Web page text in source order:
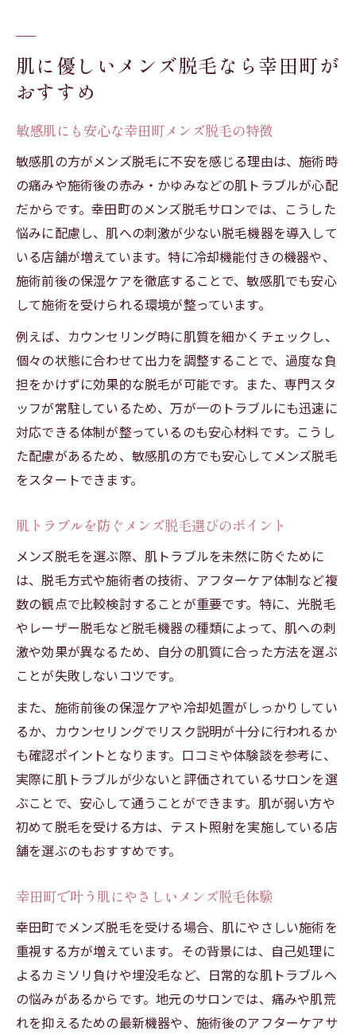
肌に優しいメンズ脱毛なら幸田町が
おすすめ
敏感肌にも安心な幸田町メンズ脱毛の特徴
敏感肌の方がメンズ脱毛に不安を感じる理由は、施術時
の痛みや施術後の赤み・かゆみなどの肌トラブルが心配
だからです。幸田町のメンズ脱毛サロンでは、こうした
悩みに配慮し、肌への刺激が少ない脱毛機器を導入して
いる店舗が増えています。特に冷却機能付きの機器や、
施術前後の保湿ケアを徹底することで、敏感肌でも安心
して施術を受けられる環境が整っています。
例えば、カウンセリング時に肌質を細かくチェックし、
個々の状態に合わせて出力を調整することで、過度な負
担をかけずに効果的な脱毛が可能です。また、専門スタ
ッフが常駐しているため、万が一のトラブルにも迅速に
対応できる体制が整っているのも安心材料です。こうし
た配慮があるため、敏感肌の方でも安心してメンズ脱毛
をスタートできます。
肌トラブルを防ぐメンズ脱毛選びのポイント
メンズ脱毛を選ぶ際、肌トラブルを未然に防ぐために
は、脱毛方式や施術者の技術、アフターケア体制など複
数の観点で比較検討することが重要です。特に、光脱毛
やレーザー脱毛など脱毛機器の種類によって、肌への刺
激や効果が異なるため、自分の肌質に合った方法を選ぶ
ことが失敗しないコツです。
また、施術前後の保湿ケアや冷却処置がしっかりしてい
るか、カウンセリングでリスク説明が十分に行われるか
も確認ポイントとなります。口コミや体験談を参考に、
実際に肌トラブルが少ないと評価されているサロンを選
ぶことで、安心して通うことができます。肌が弱い方や
初めて脱毛を受ける方は、テスト照射を実施している店
舗を選ぶのもおすすめです。
幸田町で叶う肌にやさしいメンズ脱毛体験
幸田町でメンズ脱毛を受ける場合、肌にやさしい施術を
重視する方が増えています。その背景には、自己処理に
よるカミソリ負けや埋没毛など、日常的な肌トラブルへ
の悩みがあるからです。地元のサロンでは、痛みや肌荒
れを抑えるための最新機器や、施術後のアフターケアサ